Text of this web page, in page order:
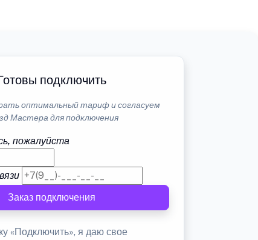
подключить
оптимальный тариф и согласуем
Мастера для подключения
пожалуйста
Заказ подключения
«Подключить», я даю свое